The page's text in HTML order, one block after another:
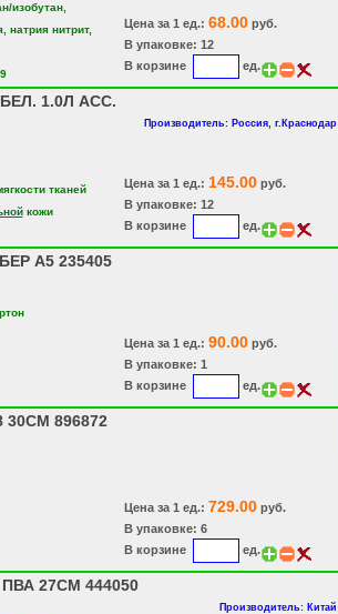
изобутан,
нитрит,
Цена за 1 ед.: 68.00руб.
В упаковке: 12
В корзине
ед.
1.0Л АСС.
Производитель: Россия, г.Краснодар
тканей
кожи
Цена за 1 ед.: 145.00руб.
В упаковке: 12
В корзине
ед.
А5 235405
Цена за 1 ед.: 90.00руб.
В упаковке: 1
В корзине
ед.
30СМ 896872
Цена за 1 ед.: 729.00руб.
В упаковке: 6
В корзине
ед.
27СМ 444050
Производитель: Китай